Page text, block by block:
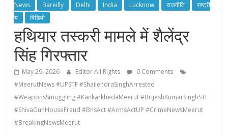
News
Bareilly Delhi India Lucknow राजनीति
राष्ट्री
य
विडियो
हथियार तस्करी मामले में शैलेंद्र
सिंह गिरफ्तार
May 29, 2026 Editor All Rights
0 Comments
#MeerutNews #UPSTF #ShailendraSinghArrested
#WeaponsSmuggling #KankarkhedaMeerut #BrijeshKumarSinghSTF
#ShivaGunHouseFraud #BnsAct #ArmsActUP #CrimeNewsMeerut
#BreakingNewsMeerut